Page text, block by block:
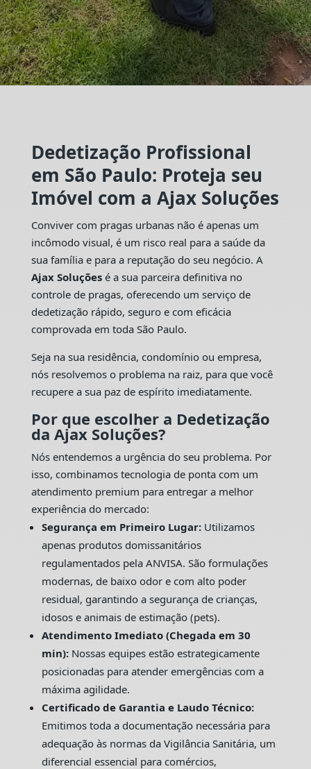
Dedetização Profissional
em São Paulo: Proteja seu
Imóvel com a Ajax Soluções
Conviver com pragas urbanas não é apenas um
incômodo visual, é um risco real para a saúde da
sua família e para a reputação do seu negócio. A
Ajax Soluçõesé a sua parceira definitiva no
controle de pragas, oferecendo um serviço de
dedetização rápido, seguro e com eficácia
comprovada em toda São Paulo.
Seja na sua residência, condomínio ou empresa,
nós resolvemos o problema na raiz, para que você
recupere a sua paz de espírito imediatamente.
Por que escolher a Dedetização
da Ajax Soluções?
Nós entendemos a urgência do seu problema. Por
isso, combinamos tecnologia de ponta com um
atendimento premium para entregar a melhor
experiência do mercado:
Segurança em Primeiro Lugar:Utilizamos
apenas produtos domissanitários
regulamentados pela ANVISA. São formulações
modernas, de baixo odor e com alto poder
residual, garantindo a segurança de crianças,
idosos e animais de estimação (pets).
Atendimento Imediato (Chegada em 30
min):Nossas equipes estão estrategicamente
posicionadas para atender emergências com a
máxima agilidade.
Certificado de Garantia e Laudo Técnico:
Emitimos toda a documentação necessária para
adequação às normas da Vigilância Sanitária, um
diferencial essencial para comércios,